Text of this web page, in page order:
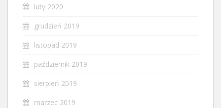
luty 2020
grudzień 2019
listopad 2019
październik 2019
sierpień 2019
marzec 2019